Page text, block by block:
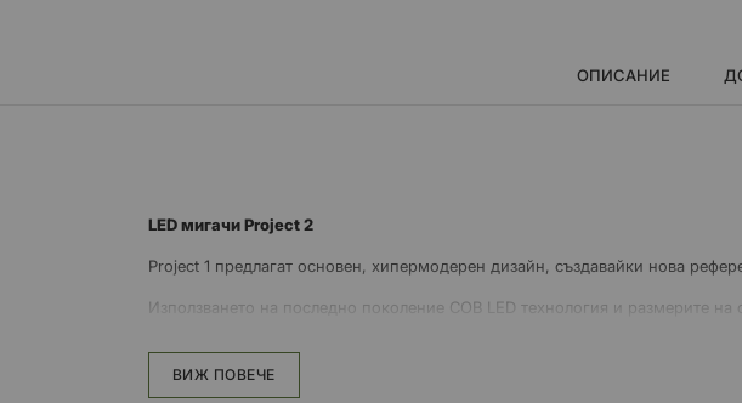
ОПИСАНИЕ
LED мигачи Project 2
Project 1 предлагат основен, хипермодерен дизайн, създавайки нова
Използването на последно поколение COB LED технология и размерите
ВИЖ ПОВЕЧЕ